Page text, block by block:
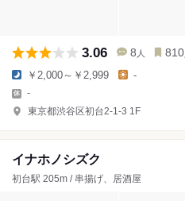
3.06 8 人 810
￥2,000～￥2,999 -
-
東京都渋谷区初台2-1-3 1F
イナホノシズク
初台駅 205m / 串揚げ、居酒屋